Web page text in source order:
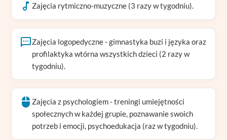
Zajęcia rytmiczno-muzyczne (3 razy w tygodniu).
Zajęcia logopedyczne - gimnastyka buzi i języka oraz
profilaktyka wtórna wszystkich dzieci (2 razy w
tygodniu).
Zajęcia z psychologiem - treningi umiejętności
społecznych w każdej grupie, poznawanie swoich
potrzeb i emocji, psychoedukacja (raz w tygodniu).